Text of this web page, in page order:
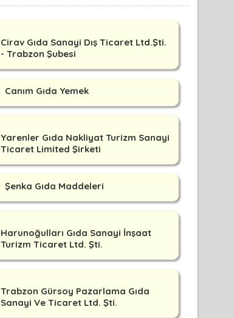
Cirav Gıda Sanayi Dış Ticaret Ltd.Şti.
- Trabzon Şubesi
Canım Gıda Yemek
Yarenler Gıda Nakliyat Turizm Sanayi
Ticaret Limited Şirketi
Şenka Gıda Maddeleri
Harunoğulları Gıda Sanayi İnşaat
Turizm Ticaret Ltd. Şti.
Trabzon Gürsoy Pazarlama Gıda
Sanayi Ve Ticaret Ltd. Şti.